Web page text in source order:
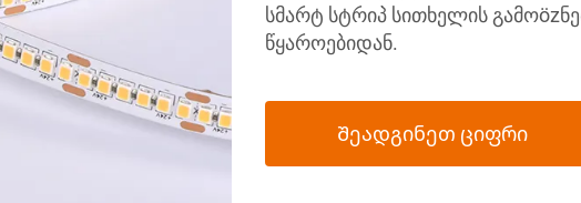
სმარტ სტრიპ სითხელის
წყაროებიდან.
Შეადგინეთ ციფრი